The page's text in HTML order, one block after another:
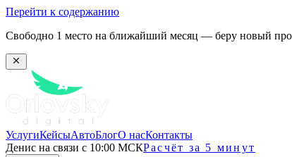
Перейти к содержанию
Свободно 1 место на ближайший месяц — беру новый
УслугиКейсыАвтоБлогО насКонтакты
Денис на связи с 10:00 МСКРасчёт за 5 минут